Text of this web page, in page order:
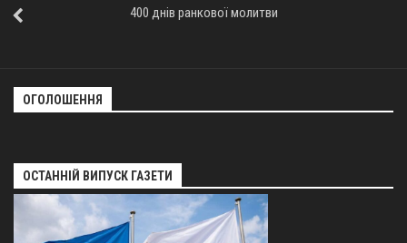
400 днів ранкової молитви
ОГОЛОШЕННЯ
ОСТАННІЙ ВИПУСК ГАЗЕТИ